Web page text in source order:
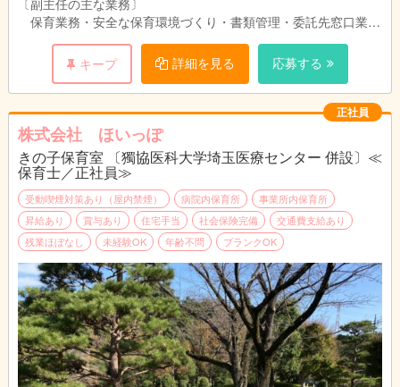
社内研修手当（1回5,000円＋交通費）
責任者手当あり
・賞与 年2回
・昇給あり
・交通費全額支給（上限なし）
24時間保育（医療従事者の勤務体制に対応）
働く医療従事者の子育てを支えるため、24時間
体制で保育を行っています。
〔副主任の主な業務〕
保育業務・安全な保育環境づくり・書類管理・委託先窓口業務
◇対象年齢 0歳〜就学前
◇定員 31名
病院で働く職員の子育てをサポートする病院併設の院内保育所
子どもの利用形態に応じて柔軟な保育が行えるように心がけてい
ます。
平日は、主に0・1・2歳児（未満児）の子どもたちが登園してい
ます。
異年齢保育を行っており、一人ひとりの育ちを大切にしていま
す。
子どもとの関わりを大切にしたいという気持ちを、スタッフ同士
で共有しながら保育できる職場です。
のびのびと遊べる緩やかなカリキュラムが中心です。
午前中は、近隣へお散歩に行き、自然や季節の変化にふれながら
ゆったりと過ごしています。
キープ 詳細を見る 応募する
正社員
株式会社 ほいっぽ
きの子保育室 〔獨協医科大学埼玉医療センター 併設〕≪
保育士／正社員≫
受動喫煙対策あり（屋内禁煙） 病院内保育所
事業所内保育所
昇給あり
賞与あり 住宅手当 社会保険完備
交通費支給あり
残業ほぼなし
未経験OK 年齢不問 ブランクOK